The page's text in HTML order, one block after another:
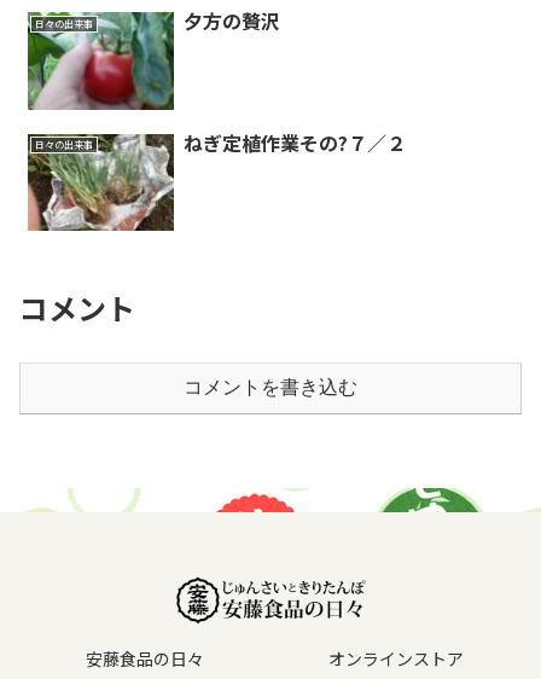
日々の出来事 夕方の贅沢
日々の出来事 ねぎ定植作業その?７／２
コメント
コメントを書き込む
安藤食品の日々
オンラインストア